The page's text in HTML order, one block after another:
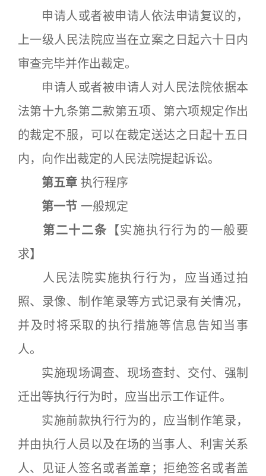
申请人或者被申请人依法申请复议的，
上一级人民法院应当在立案之日起六十日内
审查完毕并作出裁定。
申请人或者被申请人对人民法院依据本
法第十九条第二款第五项、第六项规定作出
的裁定不服，可以在裁定送达之日起十五日
内，向作出裁定的人民法院提起诉讼。
第五章 执行程序
第一节 一般规定
第二十二条 【实施执行行为的一般要
求】
人民法院实施执行行为，应当通过拍
照、录像、制作笔录等方式记录有关情况，
并及时将采取的执行措施等信息告知当事
人。
实施现场调查、现场查封、交付、强制
迁出等执行行为时，应当出示工作证件。
实施前款执行行为的，应当制作笔录，
并由执行人员以及在场的当事人、利害关系
人、见证人签名或者盖章；拒绝签名或者盖